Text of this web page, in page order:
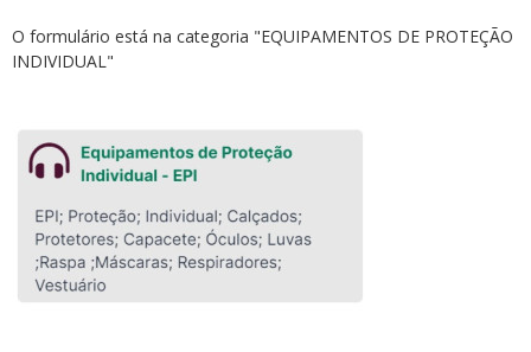
O formulário está na categoria "EQUIPAMENTOS DE PROTEÇÃO
INDIVIDUAL"